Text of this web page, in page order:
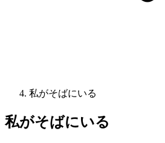
私がそばにいる
私がそばにいる